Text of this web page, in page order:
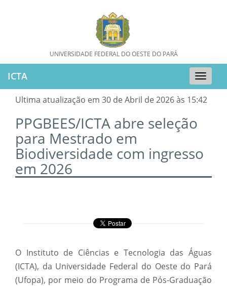
UNIVERSIDADE FEDERAL DO OESTE DO PARÁ
Toggle
ICTA
Ultima atualização em 30 de Abril de 2026 às 15:42
PPGBEES/ICTA abre seleção
para Mestrado em
Biodiversidade com ingresso
em 2026
O Instituto de Ciências e Tecnologia das Águas
(ICTA), da Universidade Federal do Oeste do Pará
(Ufopa), por meio do Programa de Pós-Graduação